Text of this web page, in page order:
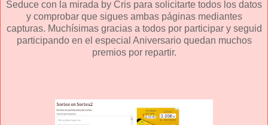
Seduce con la mirada by Cris para solicitarte todos los datos
y comprobar que sigues ambas páginas mediantes
capturas. Muchísimas gracias a todos por participar y seguid
participando en el especial Aniversario quedan muchos
premios por repartir.